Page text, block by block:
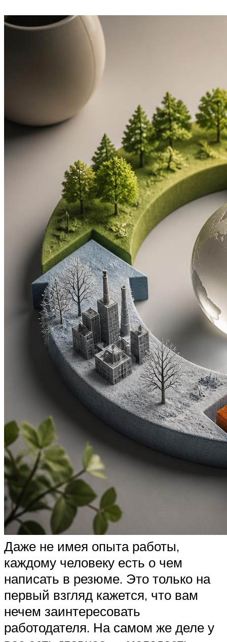
Даже не имея опыта работы,
каждому человеку есть о чем
написать в резюме. Это только на
первый взгляд кажется, что вам
нечем заинтересовать
работодателя. На самом же деле у